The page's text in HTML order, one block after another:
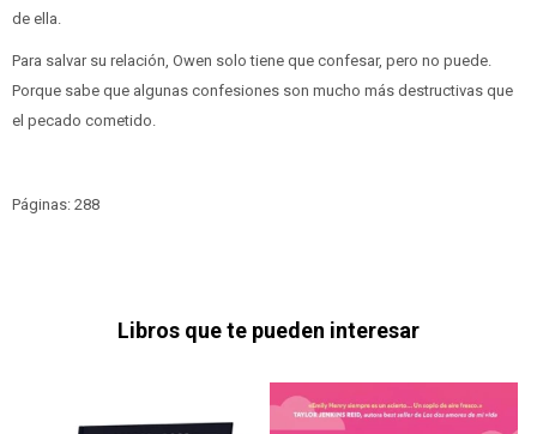
de ella.
Para salvar su relación, Owen solo tiene que confesar, pero no puede.
Porque sabe que algunas confesiones son mucho más destructivas que
el pecado cometido.
Páginas: 288
Libros que te pueden interesar